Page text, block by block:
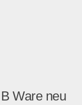
Ware neu